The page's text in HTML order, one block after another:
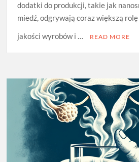
dodatki do produkcji, takie jak
miedź, odgrywają coraz większą
jakości wyrobów i …
READ MORE